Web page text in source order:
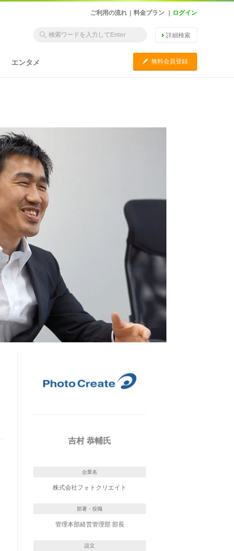
ご利用の流れ 料金プラン ログイン
詳細検索
エンタメ C 無料会員登録
吉村 恭輔氏
企業名
株式会社フォトクリエイト
部署・役職
管理本部経営管理部 部長
設立